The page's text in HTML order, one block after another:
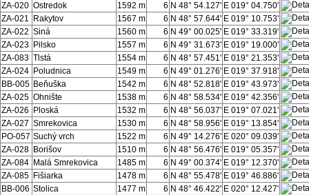
ZA-020 Ostredok 1592 m 6 N 48° 54.127' E 019° 04.750'
ZA-021
Rakytov 1567 m 6 N 48° 57.644' E 019° 10.753'
ZA-022 Siná 1560 m 6 N 49° 00.025' E 019° 33.319'
ZA-023 Pilsko 1557 m 6 N 49° 31.673' E 019° 19.000'
ZA-083 Tlstá 1554 m 6 N 48° 57.451' E 019° 21.353'
ZA-024 Poludnica 1549 m 6 N 49° 01.276' E 019° 37.918'
BB-005 Beňuška 1542 m 6 N 48° 52.818' E 019° 43.973'
ZA-025 Ohnište 1538 m 6 N 48° 58.534' E 019° 42.356'
ZA-026
Ploská 1532 m 6 N 48° 56.037' E 019° 07.021'
ZA-027 Smrekovica 1530 m 6 N 48° 58.956' E 019° 13.854'
PO-057 Suchý vrch 1522 m 6 N 49° 14.276' E 020° 09.039'
ZA-028 Borišov 1510 m 6 N 48° 56.476' E 019° 05.357'
ZA-084 Malá Smrekovica 1485 m 6 N 49° 00.374' E 019° 12.370'
ZA-085 Fišiarka 1478 m 6 N 48° 55.478' E 019° 46.886'
BB-006 Stolica 1477 m 6 N 48° 46.422' E 020° 12.427'